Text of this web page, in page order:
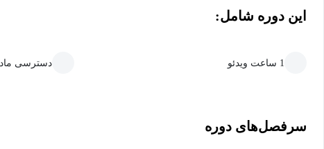
این دوره شامل:
1 ساعت ویدئو دسترسی
سرفصل‌های دوره